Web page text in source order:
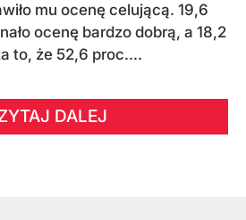
mu ocenę celującą. 19,6
ocenę bardzo dobrą, a 18,2
to, że 52,6 proc....
DALEJ